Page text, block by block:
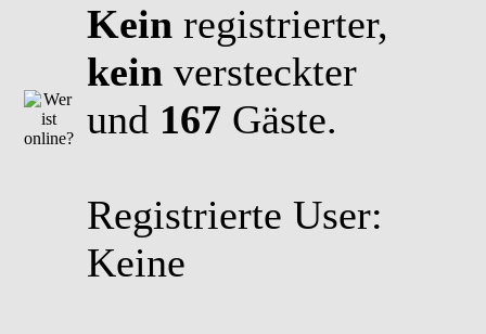
Kein registrierter,
kein versteckter
und 167 Gäste.
Registrierte User:
Keine